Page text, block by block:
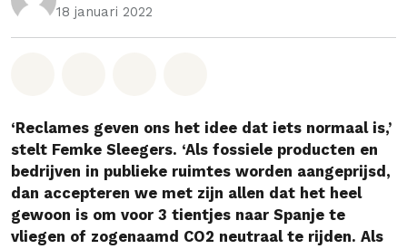
18 januari 2022
‘Reclames geven ons het idee dat iets normaal is,’
stelt Femke Sleegers. ‘Als fossiele producten en
bedrijven in publieke ruimtes worden aangeprijsd,
dan accepteren we met zijn allen dat het heel
gewoon is om voor 3 tientjes naar Spanje te
vliegen of zogenaamd CO2 neutraal te rijden. Als